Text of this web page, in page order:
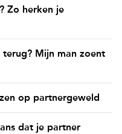
Zo herken je
Mijn man zoent
op partnergeweld
dat je partner